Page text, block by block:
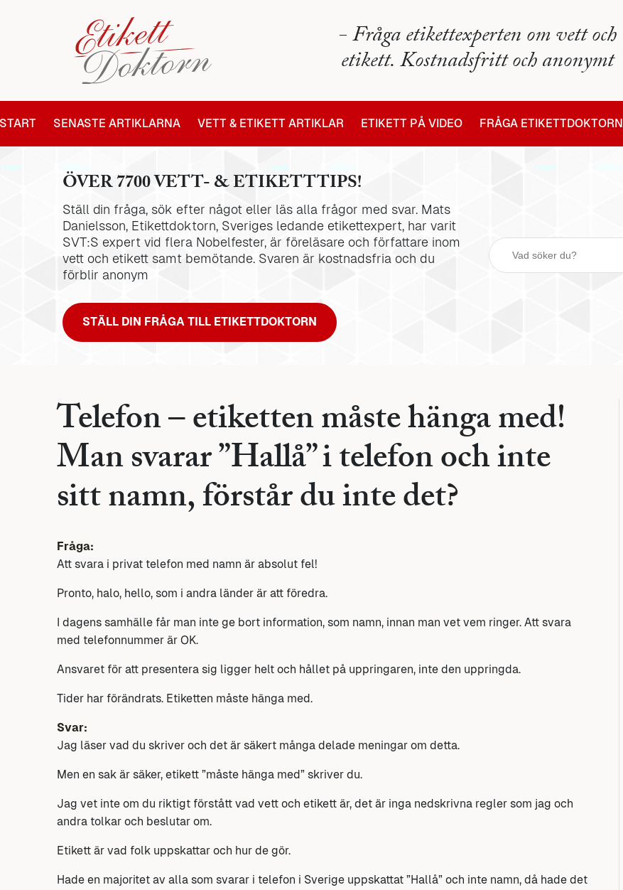
- Fråga etikettexperten om vett och
etikett. Kostnadsfritt och anonymt
START SENASTE ARTIKLARNA VETT & ETIKETT ARTIKLAR ETIKETT PÅ VIDEO FRÅGA ETIKETTDOKTORN
ÖVER 7700 VETT- & ETIKETTTIPS!
Ställ din fråga, sök efter något eller läs alla frågor med svar. Mats
Danielsson, Etikettdoktorn, Sveriges ledande etikettexpert, har varit
SVT:S expert vid flera Nobelfester, är föreläsare och författare inom
vett och etikett samt bemötande. Svaren är kostnadsfria och du
förblir anonym
STÄLL DIN FRÅGA TILL ETIKETTDOKTORN
Telefon – etiketten måste hänga med!
Man svarar ”Hallå” i telefon och inte
sitt namn, förstår du inte det?
Fråga:
Att svara i privat telefon med namn är absolut fel!
Pronto, halo, hello, som i andra länder är att föredra.
I dagens samhälle får man inte ge bort information, som namn, innan man vet vem ringer. Att svara
med telefonnummer är OK.
Ansvaret för att presentera sig ligger helt och hållet på uppringaren, inte den uppringda.
Tider har förändrats. Etiketten måste hänga med.
Svar:
Jag läser vad du skriver och det är säkert många delade meningar om detta.
Men en sak är säker, etikett ”måste hänga med” skriver du.
Jag vet inte om du riktigt förstått vad vett och etikett är, det är inga nedskrivna regler som jag och
andra tolkar och beslutar om.
Etikett är vad folk uppskattar och hur de gör.
Hade en majoritet av alla som svarar i telefon i Sverige uppskattat ”Hallå” och inte namn, då hade det